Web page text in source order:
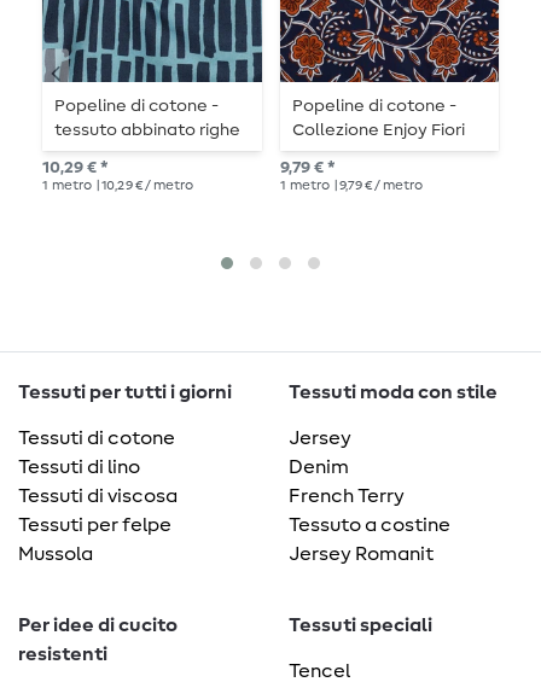
Popeline di cotone -
tessuto abbinato righe
blu
10,29 € *
1 metro | 10,29 € / metro
Popeline di cotone -
Collezione Enjoy Fiori
Blu
9,79 € *
1 metro | 9,79 € / metro
Tessuti per tutti i giorni
Tessuti di cotone
Tessuti di lino
Tessuti di viscosa
Tessuti per felpe
Mussola
Tessuti moda con stile
Jersey
Denim
French Terry
Tessuto a costine
Jersey Romanit
Per idee di cucito
resistenti
Tessuti speciali
Tencel